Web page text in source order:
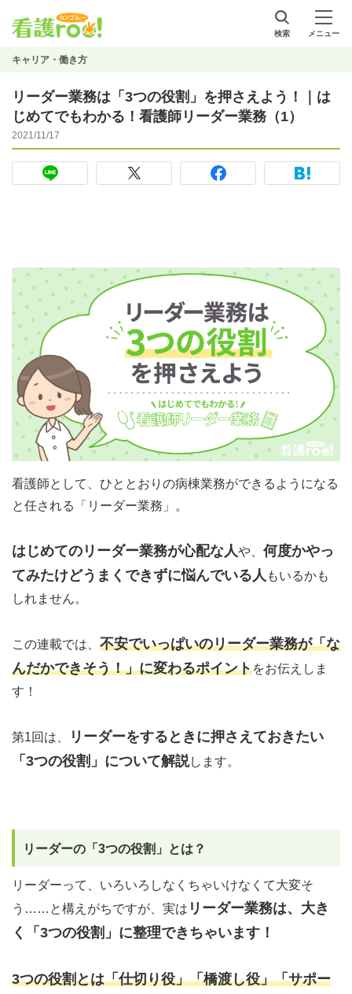
検索 メニュー
キャリア・働き方
リーダー業務は「3つの役割」を押さえよう！｜は
じめてでもわかる！看護師リーダー業務（1）
2021/11/17
看護師として、ひととおりの病棟業務ができるようになる
と任される「リーダー業務」。
はじめてのリーダー業務が心配な人や、 何度かやっ
てみたけどうまくできずに悩んでいる人 もいるかも
しれません。
この連載では、 不安でいっぱいのリーダー業務が「な
んだかできそう！」に変わるポイントをお伝えしま
す！
第1回は、
リーダーをするときに押さえておきたい
「3つの役割」について解説します。
リーダーの「3つの役割」とは？
リーダーって、いろいろしなくちゃいけなくて大変そ
う……と構えがちですが、実は リーダー業務は、大き
く「3つの役割」に整理できちゃいます！
3つの役割とは「仕切り役」「橋渡し役」「サポー